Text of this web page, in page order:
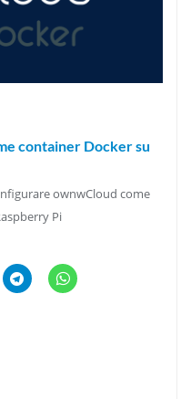
container Docker su
ownwCloud come
Pi